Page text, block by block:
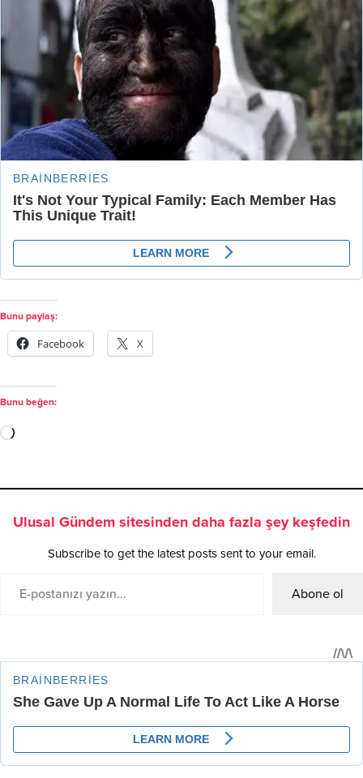
Bunu paylaş:
Facebook X
Bunu beğen:
Ulusal Gündem sitesinden daha fazla şey keşfedin
Subscribe to get the latest posts sent to your email.
Abone ol